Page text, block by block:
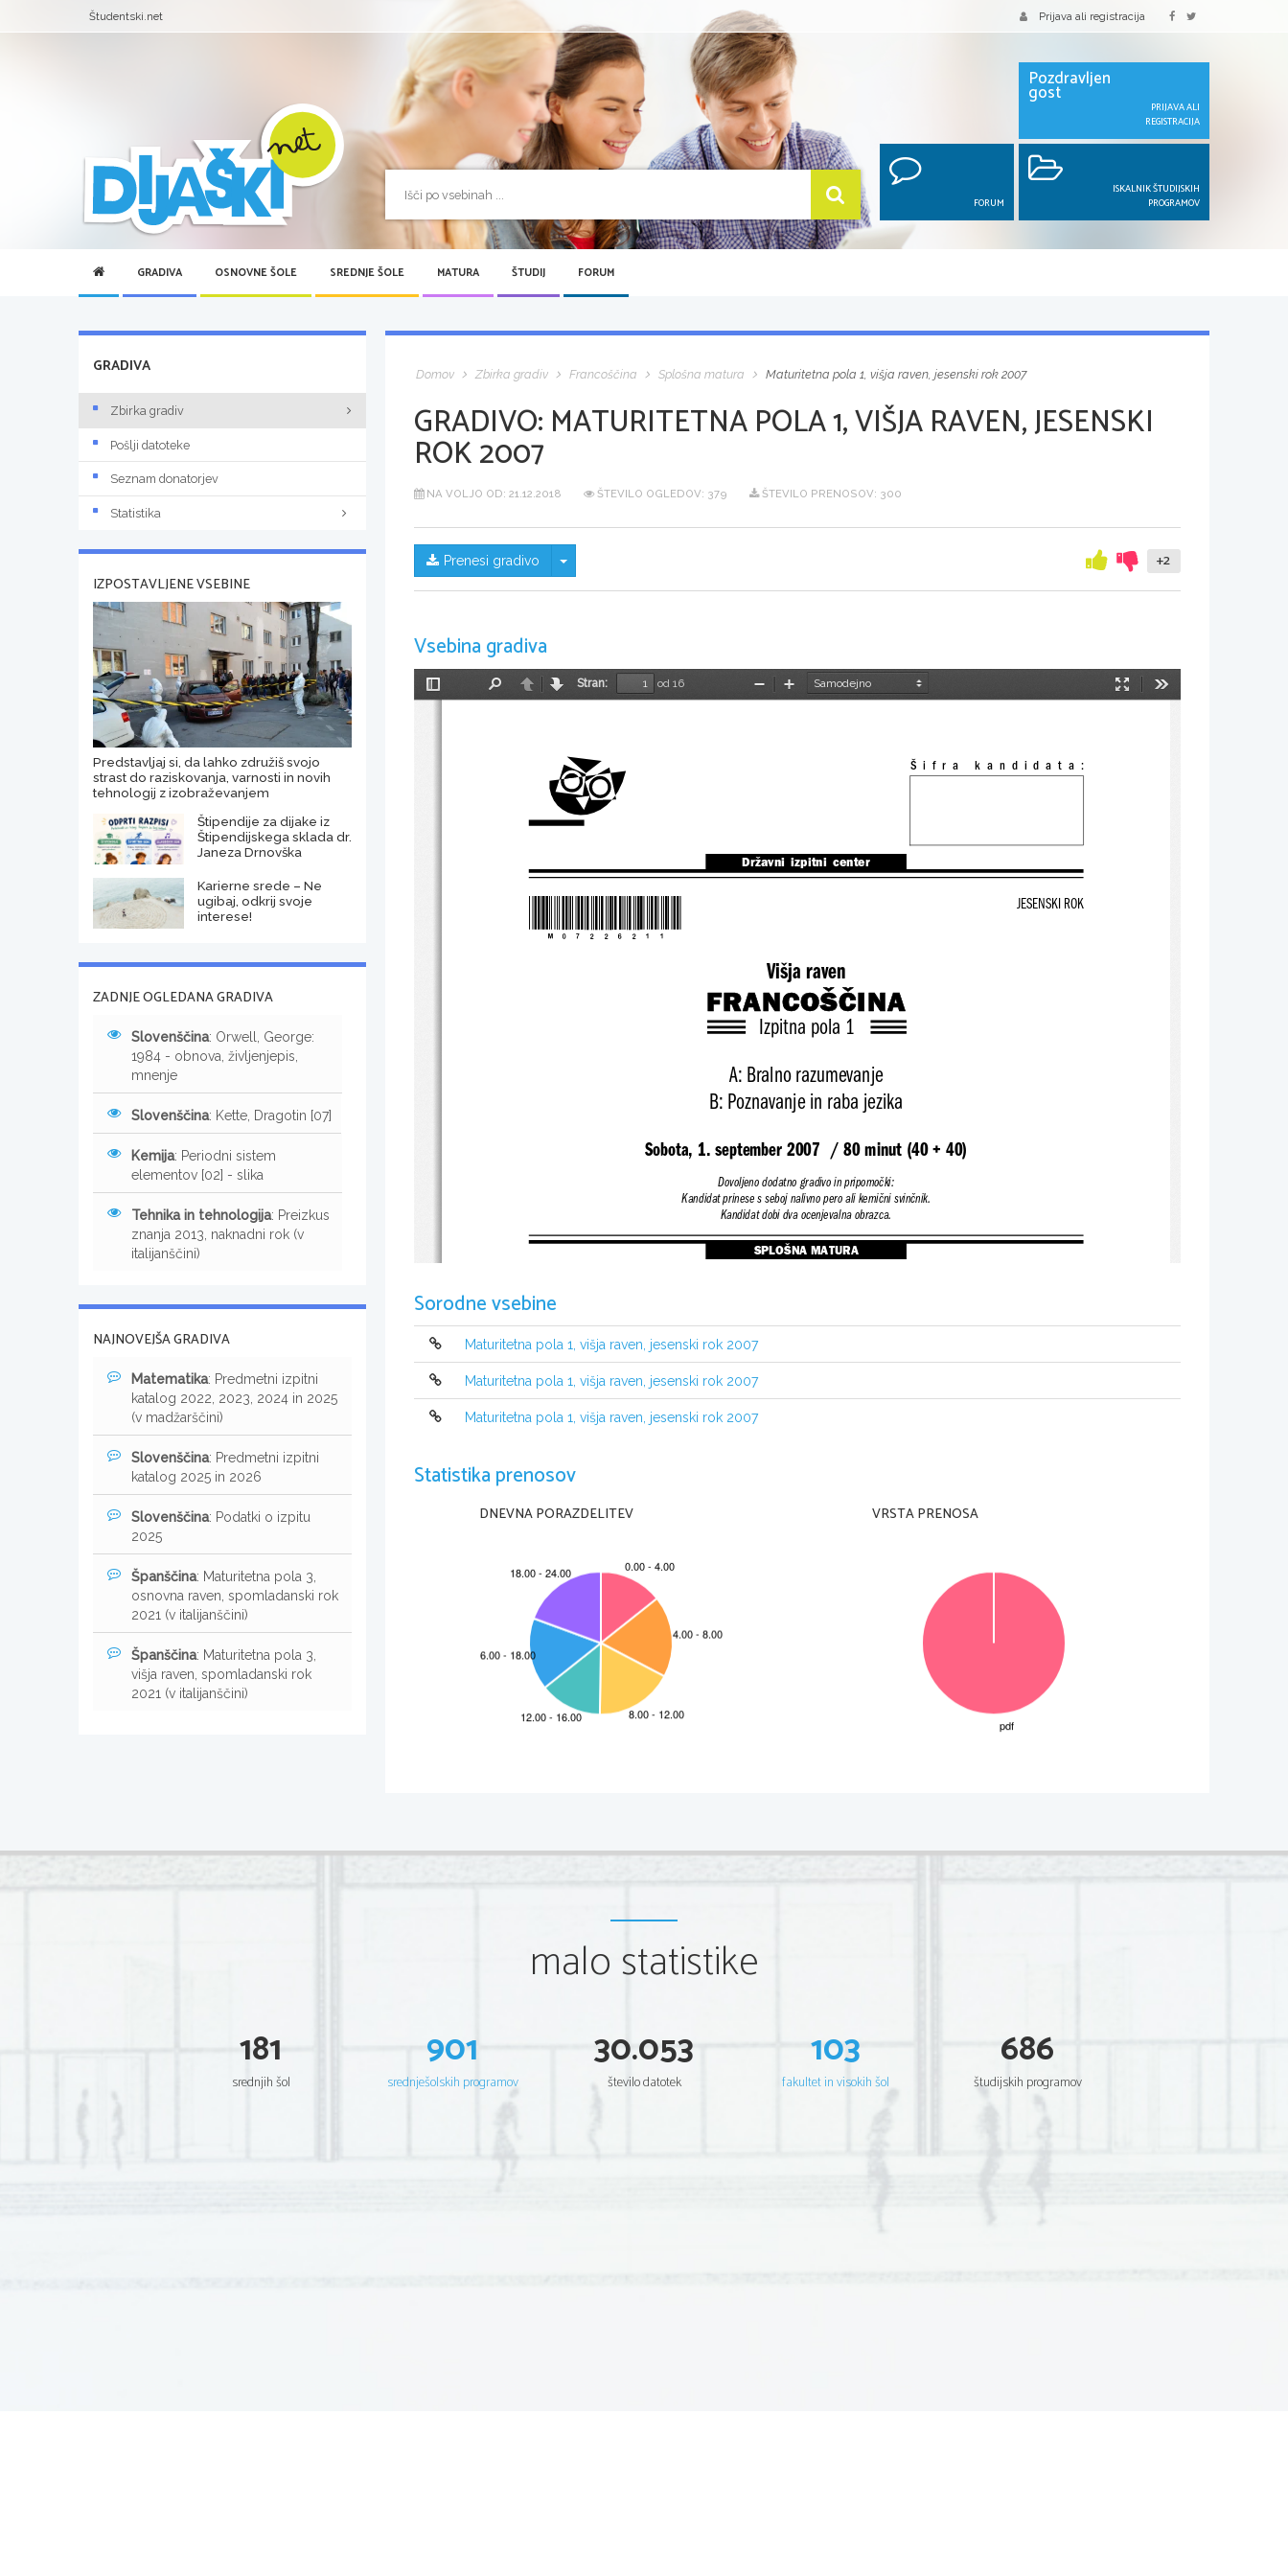
Študentski.net Prijava ali registracija
Pozdravljen
gost
PRIJAVA ALI
REGISTRACIJA
FORUM
ISKALNIK ŠTUDIJSKIH
PROGRAMOV
GRADIVA OSNOVNE ŠOLE SREDNJE ŠOLE MATURA ŠTUDIJ FORUM
Domov Zbirka gradiv Francoščina Splošna matura Maturitetna pola 1, višja raven, jesenski rok 2007
GRADIVO: MATURITETNA POLA 1, VIŠJA RAVEN, JESENSKI
ROK 2007
NA VOLJO OD: 21.12.2018 ŠTEVILO OGLEDOV: 379 ŠTEVILO PRENOSOV: 300
Prenesi gradivo Skrij/prikaži meni +2
Vsebina gradiva
Preklopi
NazajNaprej
Stran:
od 16
Način
PomanjšajPovečaj
Izpitna pola 1
A: Bralno razumevanje
B: Poznavanje in raba jezika
Dovoljeno dodatno gradivo in pripomočki:
Kandidat prinese s seboj nalivno pero ali kemični svinčnik.
Kandidat dobi dva ocenjevalna obrazca.
FRANCOŠČINA
Ta pola ima 16 strani, od tega 3 prazne.
JESENSKI ROK
Sobota, 1. september 2007  / 80 minut (40 + 40)
Višja raven
Državni  izpitni  center
SPLOŠNA MATURA
NAVODILA KANDIDATU
Prilepite kodo oziroma vpišite svojo šifro (v okvirček desno zgoraj na tej strani in na ocenjevalna obrazca).
Nadzorni učitelj Vas bo opozoril, kdaj lahko začnete reševati del B. Vračanje k delu A ni priporočljivo.
zmotite, odgovor prečrtajte in napišite na novo. Nečitljive re
točkujejo z nič (0) točkami.
Zaupajte vase in v svoje sposobnosti.
Želimo Vam veliko uspeha.
© RIC 2007
Šifra  kandidata:
Dans les coulisses de la jet-set: Saskia Mulder sort son premier roman
   Votre premier livre vient de
paraître. Que ressentez-vous?
Sorodne vsebine
Maturitetna pola 1, višja raven, jesenski rok 2007
Maturitetna pola 1, višja raven, jesenski rok 2007
Maturitetna pola 1, višja raven, jesenski rok 2007
Statistika prenosov
DNEVNA PORAZDELITEV VRSTA PRENOSA
GRADIVA
Zbirka gradiv
Pošlji datoteke
Seznam donatorjev
Statistika
IZPOSTAVLJENE VSEBINE
Predstavljaj si, da lahko združiš svojo
strast do raziskovanja, varnosti in novih
tehnologij z izobraževanjem
Štipendije za dijake iz
Štipendijskega sklada dr.
Janeza Drnovška
Karierne srede – Ne
ugibaj, odkrij svoje
interese!
ZADNJE OGLEDANA GRADIVA
Slovenščina: Orwell, George:
1984 - obnova, življenjepis,
mnenje
Slovenščina: Kette, Dragotin [07]
Kemija: Periodni sistem
elementov [02] - slika
Tehnika in tehnologija: Preizkus
znanja 2013, naknadni rok (v
italijanščini)
NAJNOVEJŠA GRADIVA
Matematika: Predmetni izpitni
katalog 2022, 2023, 2024 in 2025
(v madžarščini)
Slovenščina: Predmetni izpitni
katalog 2025 in 2026
Slovenščina: Podatki o izpitu
2025
Španščina: Maturitetna pola 3,
osnovna raven, spomladanski rok
2021 (v italijanščini)
Španščina: Maturitetna pola 3,
višja raven, spomladanski rok
2021 (v italijanščini)
malo statistike
181
srednjih šol
901
srednješolskih programov
30.053
število datotek
103
fakultet in visokih šol
686
študijskih programov